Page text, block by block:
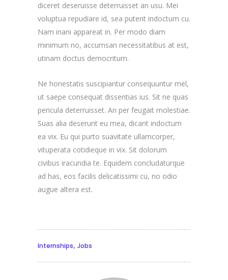
diceret deseruisse deterruisset an usu. Mei
voluptua repudiare id, sea putent indoctum cu.
Nam inani appareat in. Per modo diam
minimum no, accumsan necessitatibus at est,
utinam doctus democritum.
Ne honestatis suscipiantur consequuntur mel,
ut saepe consequat dissentias ius. Sit ne quas
pericula deterruisset. An per feugait molestiae.
Suas alia deserunt eu mea, dicant indoctum
ea vix. Eu qui purto suavitate ullamcorper,
vituperata cotidieque in vix. Sit dolorum
civibus iracundia te. Equidem concludaturque
ad has, eos facilis delicatissimi cu, no odio
augue altera est.
Internships, Jobs